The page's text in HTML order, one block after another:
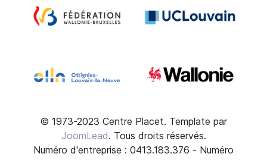
© 1973-2023 Centre Placet. Template par
JoomLead. Tous droits réservés.
Numéro d'entreprise : 0413.183.376 - Numéro